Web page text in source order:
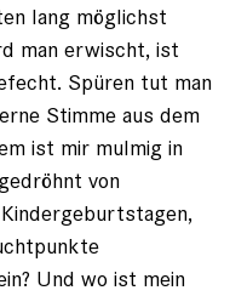
lang möglichst
man erwischt, ist
Spüren tut man
Stimme aus dem
ist mir mulmig in
von
Und wo ist mein